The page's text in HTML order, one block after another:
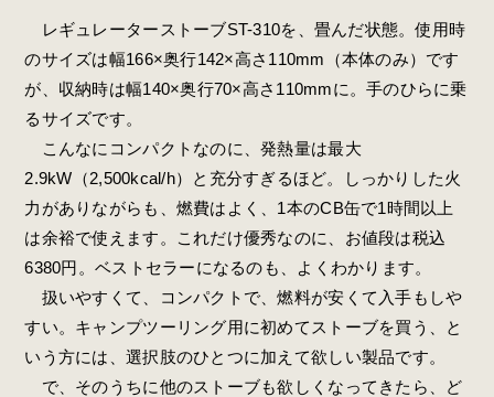
レギュレーターストーブST-310を、畳んだ状態。使用時
のサイズは幅166×奥行142×高さ110mm（本体のみ）です
が、収納時は幅140×奥行70×高さ110mmに。手のひらに乗
るサイズです。
こんなにコンパクトなのに、発熱量は最大
2.9kW（2,500kcal/h）と充分すぎるほど。しっかりした火
力がありながらも、燃費はよく、1本のCB缶で1時間以上
は余裕で使えます。これだけ優秀なのに、お値段は税込
6380円。ベストセラーになるのも、よくわかります。
扱いやすくて、コンパクトで、燃料が安くて入手もしや
すい。キャンプツーリング用に初めてストーブを買う、と
いう方には、選択肢のひとつに加えて欲しい製品です。
で、そのうちに他のストーブも欲しくなってきたら、ど